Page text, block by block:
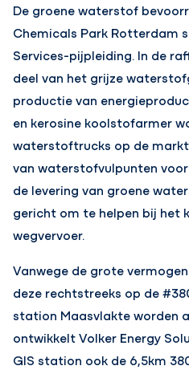
De groene waterstof
Chemicals Park Rotterdam
Services-pijpleiding. In de
deel van het grijze
productie van
en kerosine koolstofarmer
waterstoftrucks op de
van waterstofvulpunten
de levering van groene
gericht om te helpen bij het
wegvervoer.
Vanwege de grote
deze rechtstreeks op de
station Maasvlakte worden
ontwikkelt Volker Energy
GIS station ook de 6,5km